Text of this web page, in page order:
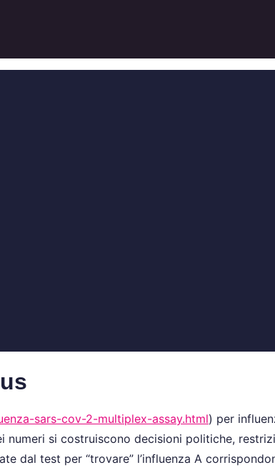
sars-cov-2-multiplex-assay.html) per
si costruiscono decisioni politiche,
dal test per “trovare” l’influenza A